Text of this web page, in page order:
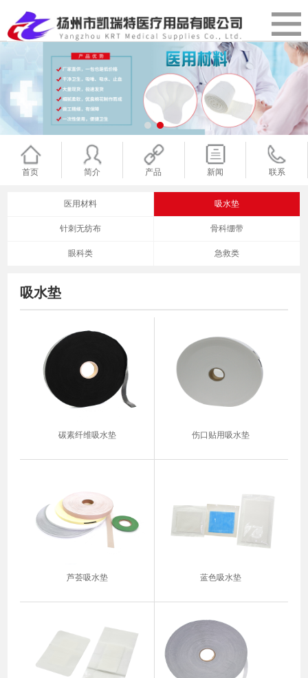
首页 简介 产品 新闻 联系
医用材料 吸水垫
针刺无纺布 骨科绷带
眼科类 急救类
吸水垫
碳素纤维吸水垫 伤口贴用吸水垫
芦荟吸水垫 蓝色吸水垫